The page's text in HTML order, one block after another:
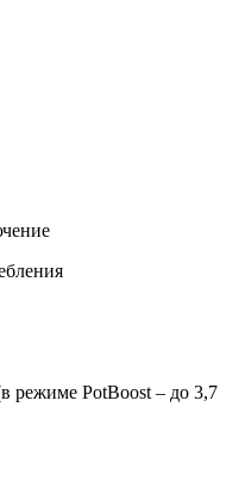
режиме PotBoost – до 3,7